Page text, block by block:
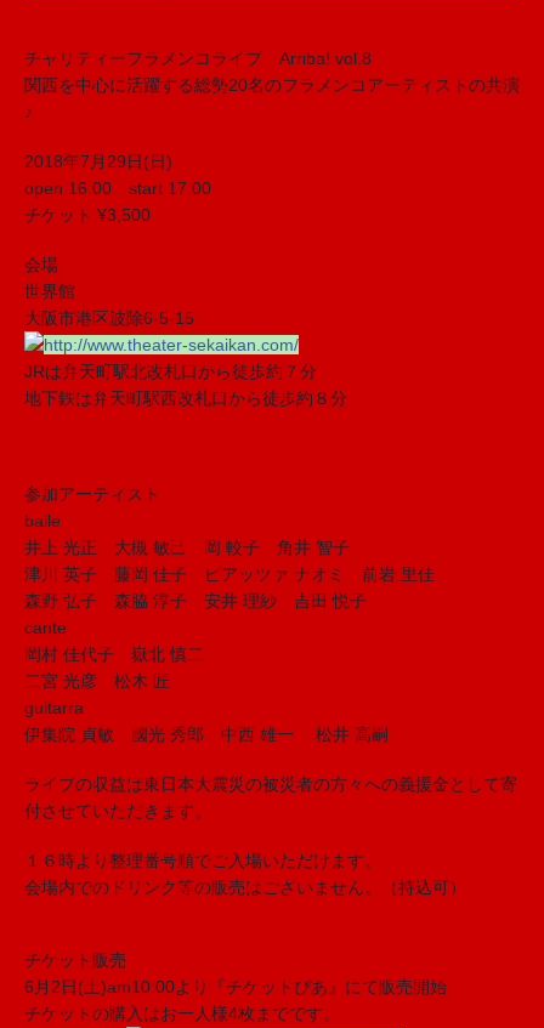
チャリティーフラメンコライブ Arriba! vol.8
関西を中心に活躍する総勢20名のフラメンコアーティストの共演
♪
2018年7月29日(日)
open 16:00 start 17:00
チケット ¥3,500
会場
世界館
大阪市港区波除6-5-15
http://www.theater-sekaikan.com/
JRは弁天町駅北改札口から徒歩約７分
地下鉄は弁天町駅西改札口から徒歩約８分
参加アーティスト
baile
井上 光正 大槻 敏己 岡 較子 角井 智子
津川 英子 藤岡 佳子 ピアッツァ ナオミ 前岩 里佳
森野 弘子 森脇 淳子 安井 理紗 吉田 悦子
cante
岡村 佳代子 嶽北 慎二
二宮 光彦 松木 匠
guitarra
伊集院 貞敏 國光 秀郎 中西 雄一 松井 高嗣
ライブの収益は東日本大震災の被災者の方々への義援金として寄
付させていただきます。
１６時より整理番号順でご入場いただけます。
会場内でのドリンク等の販売はございません。（持込可）
チケット販売
6月2日(土)am10:00より『チケットぴあ』にて販売開始
チケットの購入はお一人様4枚までです。